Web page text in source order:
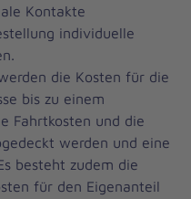
Kontakte
individuelle
die Kosten für die
bis zu einem
Fahrtkosten und die
werden und eine
besteht zudem die
für den Eigenanteil